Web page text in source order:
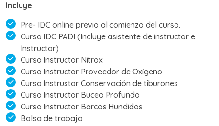
Incluye
Pre- IDC online previo al comienzo del curso.
Curso IDC PADI (Incluye asistente de instructor e
Instructor)
Curso Instructor Nitrox
Curso Instructor Proveedor de Oxígeno
Curso Instrustor Conservación de tiburones
Curso Instructor Buceo Profundo
Curso Instructor Barcos Hundidos
Bolsa de trabajo